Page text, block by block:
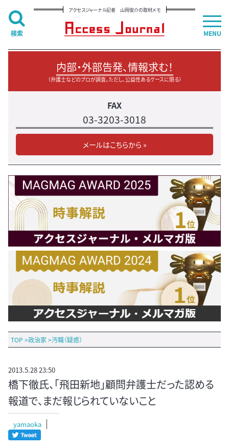
アクセスジャーナル記者 山岡俊介の取材メモ
内部・外部告発、情報求む！
（弁護士などのプロが調査。ただし、公益性あるケースに限る）
FAX
03-3203-3018
メールはこちらから »
TOP >政治家 >汚職（疑惑）
2013.5.28 23:50
橋下徹氏、「飛田新地」顧問弁護士だった認める
報道で、まだ報じられていないこと
yamaoka
MENU
検索